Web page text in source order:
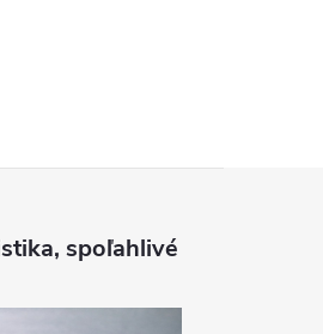
spoľahlivé